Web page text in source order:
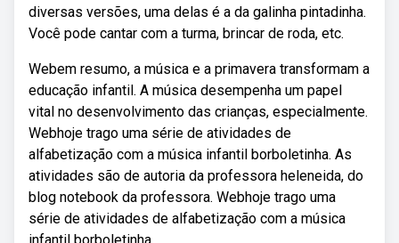
diversas versões, uma delas é a da galinha pintadinha.
Você pode cantar com a turma, brincar de roda, etc.
Webem resumo, a música e a primavera transformam a
educação infantil. A música desempenha um papel
vital no desenvolvimento das crianças, especialmente.
Webhoje trago uma série de atividades de
alfabetização com a música infantil borboletinha. As
atividades são de autoria da professora heleneida, do
blog notebook da professora. Webhoje trago uma
série de atividades de alfabetização com a música